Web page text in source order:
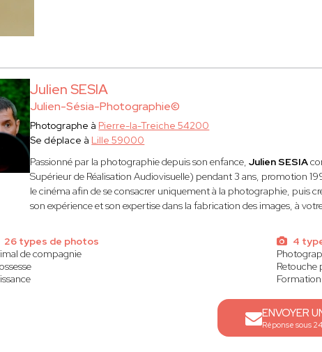
Julien SESIA
Julien-Sésia-Photographie©
Photographe à Pierre-la-Treiche 54200
Se déplace à Lille 59000
Passionné par la photographie depuis son enfance,Julien SESIA
Supérieur de Réalisation Audiovisuelle) pendant 3 ans, promotion
le cinéma afin de se consacrer uniquement à la photographie, puis
son expérience et son expertise dans la fabrication des images, à
26 types de photos
de compagnie
4
Retouche
Formation
ENVOYER
Réponse sous